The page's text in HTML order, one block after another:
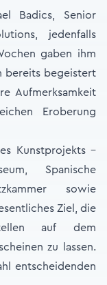
Badics, Senior
jedenfalls
gaben ihm
bereits begeistert
Aufmerksamkeit
Eroberung
Kunstprojekts –
Spanische
sowie
Ziel, die
auf dem
zu lassen.
entscheidenden